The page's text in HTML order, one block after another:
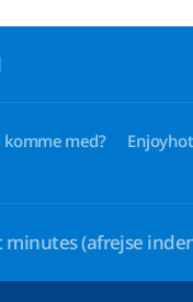
med?
minutes(afrejse